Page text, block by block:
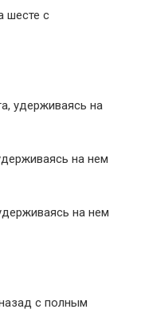
шесте с
удерживаясь на
на нем
на нем
с полным